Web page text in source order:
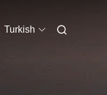
Turkish